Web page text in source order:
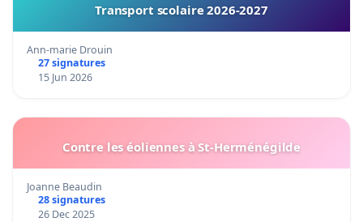
Transport scolaire 2026-2027
Ann-marie Drouin
27 signatures
15 Jun 2026
Contre les éoliennes à St-Herménégilde
Joanne Beaudin
28 signatures
26 Dec 2025